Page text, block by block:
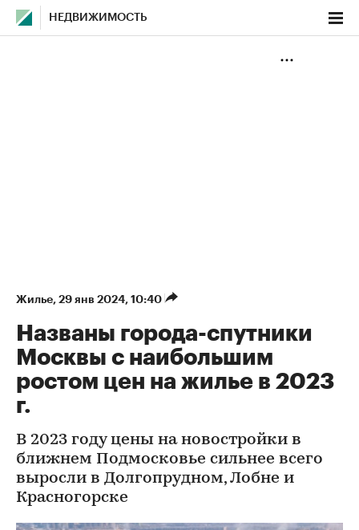
НЕДВИЖИМОСТЬ
Жилье⁠, 29 янв 2024, 10:40
Названы города-спутники
Москвы с наибольшим
ростом цен на жилье в 2023
г.
В 2023 году цены на новостройки в
ближнем Подмосковье сильнее всего
выросли в Долгопрудном, Лобне и
Красногорске